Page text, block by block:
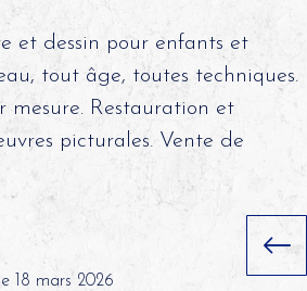
et dessin pour enfants et
tout âge, toutes techniques.
mesure. Restauration et
picturales. Vente de
18 mars 2026